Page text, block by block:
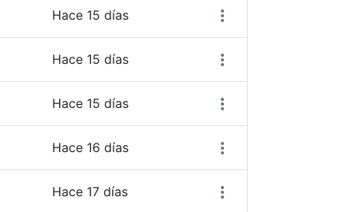
Hace 15 días
Hace 15 días
Hace 15 días
Hace 16 días
Hace 17 días